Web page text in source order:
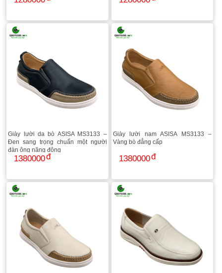
Giày lười da bò ASISA MS3133 –
Đen sang trọng chuẩn một người
đàn ông năng động
1380000
Giày lười nam ASISA MS3133 –
Vàng bò đẳng cấp
1380000